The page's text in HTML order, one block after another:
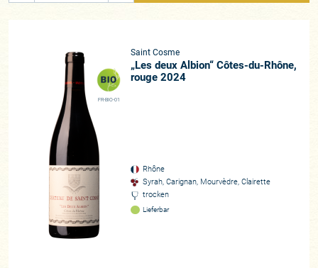
FR-BIO-01
Saint Cosme
„Les deux Albion“ Côtes-du-Rhône,
rouge 2024
Rhône
Syrah, Carignan, Mourvèdre, Clairette
trocken
Lieferbar